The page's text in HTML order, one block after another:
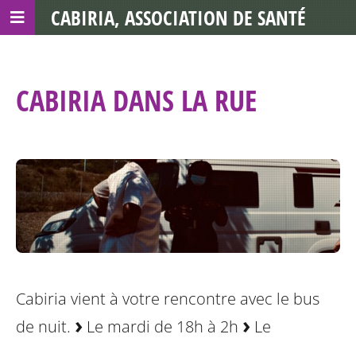
CABIRIA DANS LA RUE
Cabiria vient à votre rencontre avec le bus
de nuit.
Le mardi de 18h à 2h
Le
CABIRIA, ASSOCIATION DE SANTÉ